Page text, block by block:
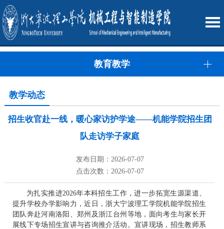
教育教学
教学动态
招生收官赴一线，暖心家访护学途——机能学院招生团
队走访学子家庭
发布日期：2026-07-07
点击次数：2026-07-07
为扎实推进2026年本科招生工作，进一步拓宽生源渠道、
提升学校办学影响力，近日，浙大宁波理工学院机能学院招生
团队奔赴河南洛阳、郑州及浙江台州等地，面向考生与家长开
展线下专场招生宣讲与咨询推介活动。宣讲现场，招生教师系